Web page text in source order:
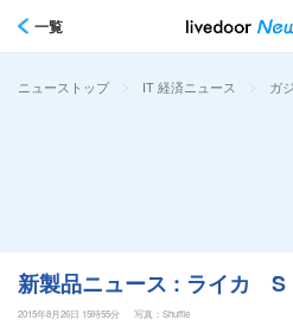
一覧
ニューストップ > IT 経済ニュース > ガ
新製品ニュース : ライカ S
2015年8月26日 15時55分 写真：Shuffle